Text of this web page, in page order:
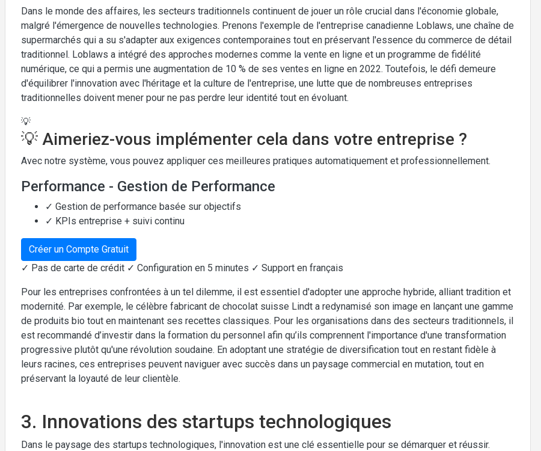
Dans le monde des affaires, les secteurs traditionnels continuent de jouer un rôle crucial dans l'économie globale,
malgré l'émergence de nouvelles technologies. Prenons l'exemple de l'entreprise canadienne Loblaws, une chaîne de
supermarchés qui a su s'adapter aux exigences contemporaines tout en préservant l'essence du commerce de détail
traditionnel. Loblaws a intégré des approches modernes comme la vente en ligne et un programme de fidélité
numérique, ce qui a permis une augmentation de 10 % de ses ventes en ligne en 2022. Toutefois, le défi demeure
d'équilibrer l'innovation avec l'héritage et la culture de l'entreprise, une lutte que de nombreuses entreprises
traditionnelles doivent mener pour ne pas perdre leur identité tout en évoluant.
💡
💡 Aimeriez-vous implémenter cela dans votre entreprise ?
Avec notre système, vous pouvez appliquer ces meilleures pratiques automatiquement et professionnellement.
Performance - Gestion de Performance
✓ Gestion de performance basée sur objectifs
✓ KPIs entreprise + suivi continu
Créer un Compte Gratuit
✓ Pas de carte de crédit ✓ Configuration en 5 minutes ✓ Support en français
Pour les entreprises confrontées à un tel dilemme, il est essentiel d'adopter une approche hybride, alliant tradition et
modernité. Par exemple, le célèbre fabricant de chocolat suisse Lindt a redynamisé son image en lançant une gamme
de produits bio tout en maintenant ses recettes classiques. Pour les organisations dans des secteurs traditionnels, il
est recommandé d’investir dans la formation du personnel afin qu’ils comprennent l'importance d'une transformation
progressive plutôt qu'une révolution soudaine. En adoptant une stratégie de diversification tout en restant fidèle à
leurs racines, ces entreprises peuvent naviguer avec succès dans un paysage commercial en mutation, tout en
préservant la loyauté de leur clientèle.
3. Innovations des startups technologiques
Dans le paysage des startups technologiques, l'innovation est une clé essentielle pour se démarquer et réussir.